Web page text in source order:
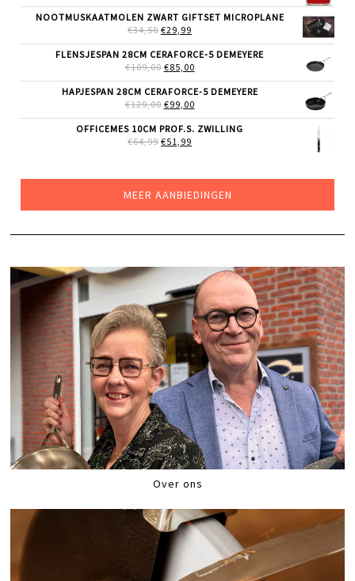
WAS:
€169,00.
IS:
NOOTMUSKAATMOLEN ZWART GIFTSET MICROPLANE
€34,50 OORSPRONKELIJKE
WAS:
€34,50.
€29,99
IS:
€29,99.
FLENSJESPAN 28CM CERAFORCE-5 DEMEYERE
€109,00 OORSPRONKELIJKE
WAS:
€109,00.
€85,00HUIDIGE
IS:
€85,00.
HAPJESPAN 28CM CERAFORCE-5 DEMEYERE
€129,00 OORSPRONKELIJKE
WAS:
€129,00.
€99,00HUIDIGE
IS:
OFFICEMES 10CM PROF.S. ZWILLING
€64,99 OORSPRONKELIJKE
€51,99
MEER AANBIEDINGEN
Over ons